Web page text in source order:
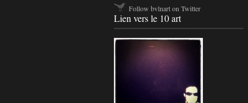
Follow bvlnart on Twitter
Lien vers le 10 art